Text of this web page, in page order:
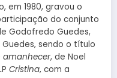
em 1980, gravou o
do conjunto
Godofredo Guedes,
sendo o título
amanhecer, de Noel
Cristina, com a